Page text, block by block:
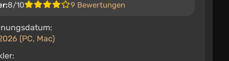
8/10 9 Bewertungen
(PC, Mac)